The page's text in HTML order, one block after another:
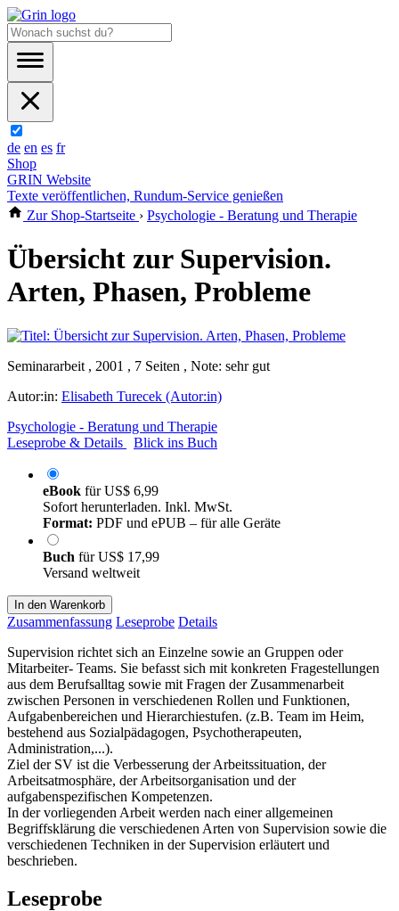
de en es fr
Shop
GRIN Website
Texte veröffentlichen, Rundum-Service genießen
Zur Shop-Startseite › Psychologie - Beratung und Therapie
Übersicht zur Supervision.
Arten, Phasen, Probleme
Seminararbeit , 2001 , 7 Seiten , Note: sehr gut
Autor:in: Elisabeth Turecek (Autor:in)
Psychologie - Beratung und Therapie
Leseprobe & Details
Blick ins Buch
eBook fürUS$ 6,99
Sofort herunterladen. Inkl. MwSt.
Format: PDF und ePUB – für alle Geräte
Buch fürUS$ 17,99
Versand weltweit
In den Warenkorb
Zusammenfassung Leseprobe Details
Supervision richtet sich an Einzelne sowie an Gruppen oder
Mitarbeiter- Teams. Sie befasst sich mit konkreten Fragestellungen
aus dem Berufsalltag sowie mit Fragen der Zusammenarbeit
zwischen Personen in verschiedenen Rollen und Funktionen,
Aufgabenbereichen und Hierarchiestufen. (z.B. Team im Heim,
bestehend aus Sozialpädagogen, Psychotherapeuten,
Administration,...).
Ziel der SV ist die Verbesserung der Arbeitssituation, der
Arbeitsatmosphäre, der Arbeitsorganisation und der
aufgabenspezifischen Kompetenzen.
In der vorliegenden Arbeit werden nach einer allgemeinen
Begriffsklärung die verschiedenen Arten von Supervision sowie die
verschiedenen Techniken in der Supervision erläutert und
beschrieben.
Leseprobe